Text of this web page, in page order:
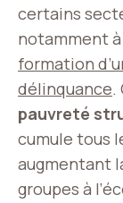
certains
notamment à
formation
délinquance.
pauvreté
cumule tous
augmentant
groupes à